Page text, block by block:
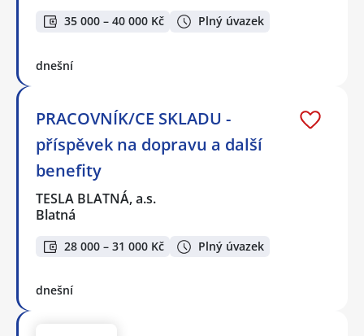
35 000 – 40 000 Kč Plný úvazek
dnešní
PRACOVNÍK/CE SKLADU -
příspěvek na dopravu a další
benefity
TESLA BLATNÁ, a.s.
Blatná
28 000 – 31 000 Kč Plný úvazek
dnešní